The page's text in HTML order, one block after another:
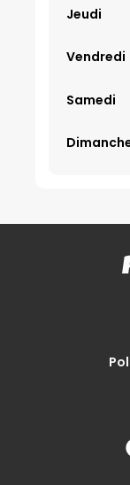
Jeudi
Vendredi
Samedi